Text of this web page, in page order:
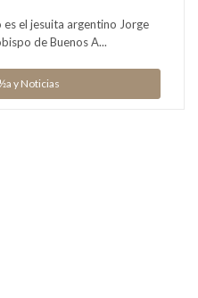
el jesuita argentino Jorge
de Buenos A...
y Noticias